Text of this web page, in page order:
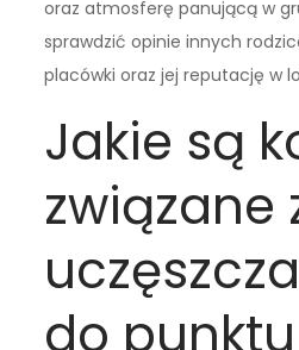
oraz atmosferę panującą w
sprawdzić opinie innych
placówki oraz jej reputację w
Jakie są
związane
do punktu